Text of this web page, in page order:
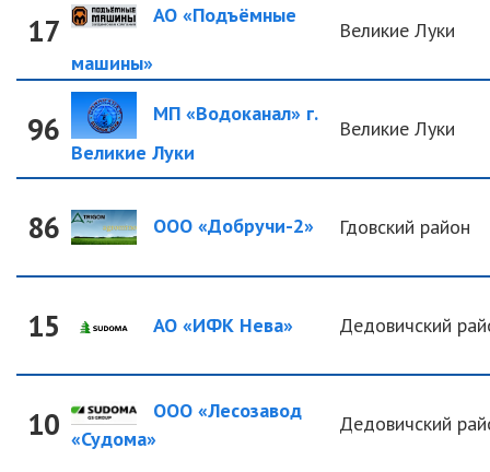
17
АО «Подъёмные
машины»
Великие Луки
96
МП «Водоканал» г.
Великие Луки
Великие Луки
86 ООО «Добручи-2» Гдовский район
15 АО «ИФК Нева» Дедовичский
10
ООО «Лесозавод
«Судома»
Дедовичский